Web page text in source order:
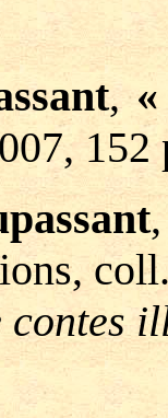
,
152
contes